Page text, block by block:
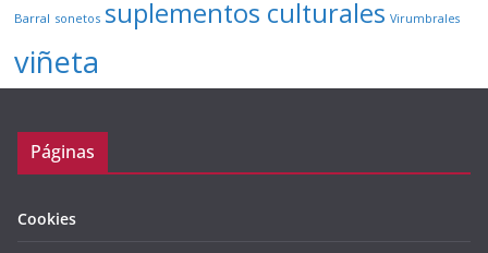
Barral sonetos suplementos culturales Virumbrales
viñeta
Páginas
Cookies